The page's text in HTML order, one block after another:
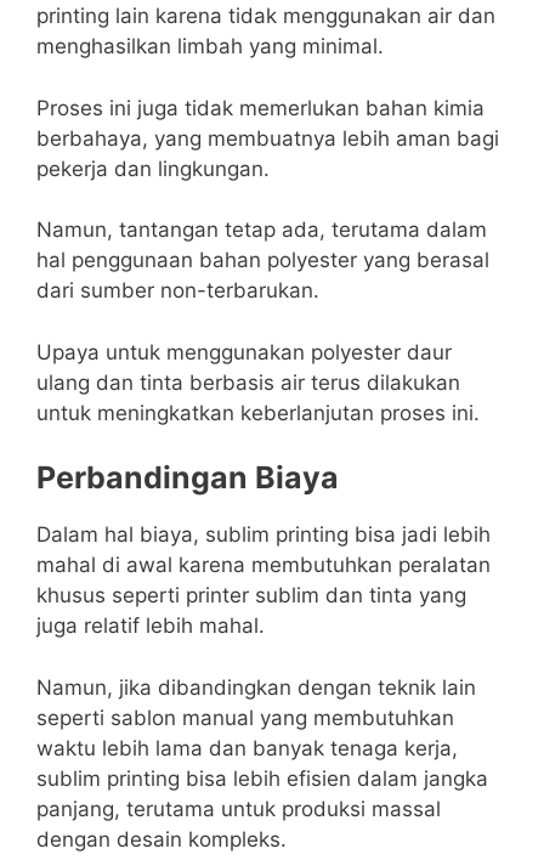
printing lain karena tidak menggunakan air dan
menghasilkan limbah yang minimal.
Proses ini juga tidak memerlukan bahan kimia
berbahaya, yang membuatnya lebih aman bagi
pekerja dan lingkungan.
Namun, tantangan tetap ada, terutama dalam
hal penggunaan bahan polyester yang berasal
dari sumber non-terbarukan.
Upaya untuk menggunakan polyester daur
ulang dan tinta berbasis air terus dilakukan
untuk meningkatkan keberlanjutan proses ini.
Perbandingan Biaya
Dalam hal biaya, sublim printing bisa jadi lebih
mahal di awal karena membutuhkan peralatan
khusus seperti printer sublim dan tinta yang
juga relatif lebih mahal.
Namun, jika dibandingkan dengan teknik lain
seperti sablon manual yang membutuhkan
waktu lebih lama dan banyak tenaga kerja,
sublim printing bisa lebih efisien dalam jangka
panjang, terutama untuk produksi massal
dengan desain kompleks.